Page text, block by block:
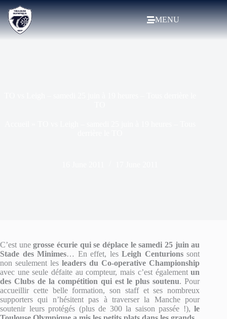
MENU
C’est unegrosse écurie qui se déplace le samedi 25 juin au
Stade des Minimes… En effet, lesLeigh Centurionssont
non seulement lesleaders du Co-operative Championship
avec une seule défaite au compteur, mais c’est égalementun
des Clubs de la compétition qui est le plus soutenu. Pour
accueillir cette belle formation, son staff et ses nombreux
supporters qui n’hésitent pas à traverser la Manche pour
soutenir leurs protégés (plus de 300 la saison passée !),le